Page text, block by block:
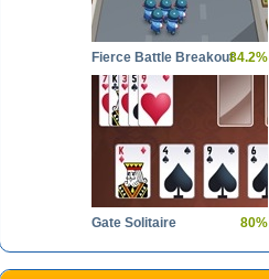
Fierce Battle Breakout84.2%
Gate Solitaire 80%